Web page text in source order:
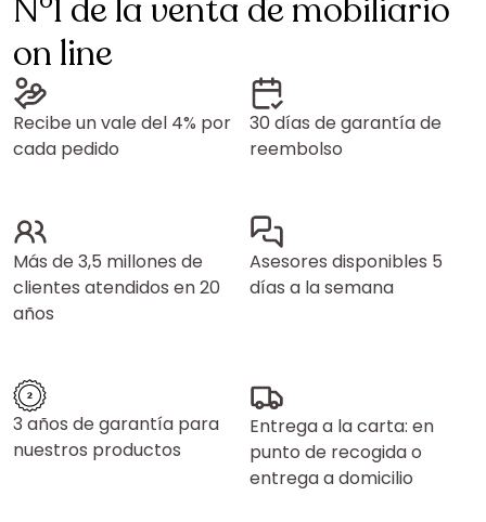
N°1 de la venta de mobiliario
on line
Recibe un vale del 4% por
cada pedido
30 días de garantía de
reembolso
Más de 3,5 millones de
clientes atendidos en 20
años
Asesores disponibles 5
días a la semana
3 años de garantía para
nuestros productos
Entrega a la carta: en
punto de recogida o
entrega a domicilio